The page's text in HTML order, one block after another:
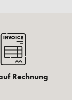
Rechnung